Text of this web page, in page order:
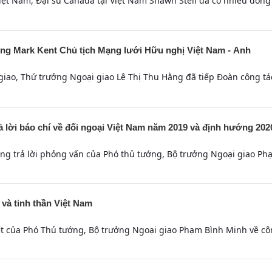
Mark Kent Chủ tịch Mạng lưới Hữu nghị Việt Nam - Anh
Thứ trưởng Ngoại giao Lê Thị Thu Hằng đã tiếp Đoàn công
báo chí về đối ngoại Việt Nam năm 2019 và định hướng
trả lời phỏng vấn của Phó thủ tướng, Bộ trưởng Ngoại giao
tinh thần Việt Nam
của Phó Thủ tướng, Bộ trưởng Ngoại giao Phạm Bình Minh về